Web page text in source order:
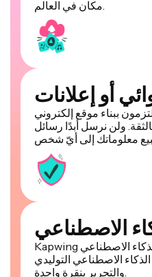
أو إعلانات
ببناء موقع إلكتروني
ولن نرسل أبدًا رسائل
الاصطناعي
Kapwing تستخدم أحدث نماذج الذكاء الاصطناعي
الاصطناعي التوليدي